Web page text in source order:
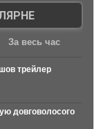
За весь час
трейлер
довговолосого